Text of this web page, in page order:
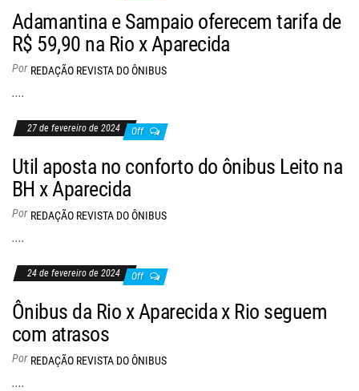
Adamantina e Sampaio oferecem tarifa de
R$ 59,90 na Rio x Aparecida
Por REDAÇÃO REVISTA DO ÔNIBUS
....
27 de fevereiro de 2024 Off
Util aposta no conforto do ônibus Leito na
BH x Aparecida
Por REDAÇÃO REVISTA DO ÔNIBUS
....
24 de fevereiro de 2024 Off
Ônibus da Rio x Aparecida x Rio seguem
com atrasos
Por REDAÇÃO REVISTA DO ÔNIBUS
....